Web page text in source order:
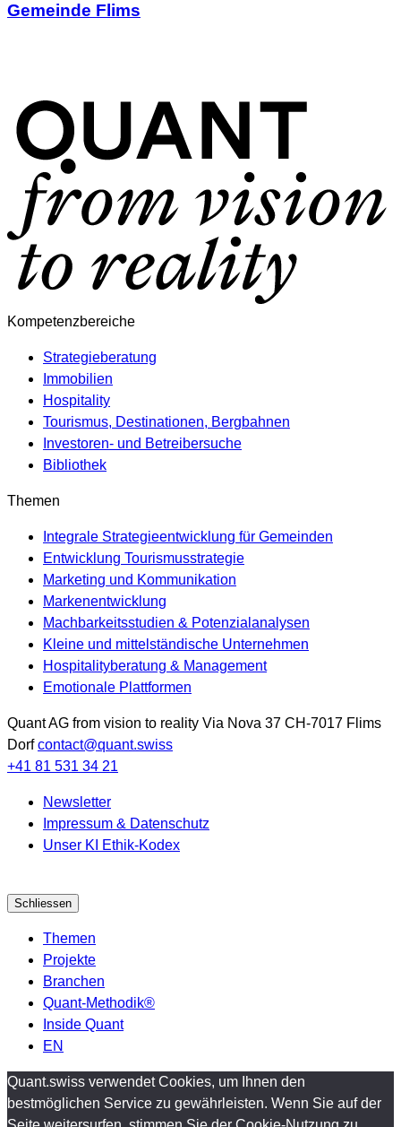
Gemeinde Flims
Kompetenzbereiche
Strategieberatung
Immobilien
Hospitality
Tourismus, Destinationen, Bergbahnen
Investoren- und Betreibersuche
Bibliothek
Themen
Integrale Strategieentwicklung für Gemeinden
Entwicklung Tourismusstrategie
Marketing und Kommunikation
Markenentwicklung
Machbarkeitsstudien & Potenzialanalysen
Kleine und mittelständische Unternehmen
Hospitalityberatung & Management
Emotionale Plattformen
Quant AG from vision to reality Via Nova 37 CH-7017 Flims
Dorf contact@quant.swiss
+41 81 531 34 21
Newsletter
Impressum & Datenschutz
Unser KI Ethik-Kodex
Schliessen
Themen
Projekte
Branchen
Quant-Methodik®
Inside Quant
EN
Quant.swiss verwendet Cookies, um Ihnen den
bestmöglichen Service zu gewährleisten. Wenn Sie auf der